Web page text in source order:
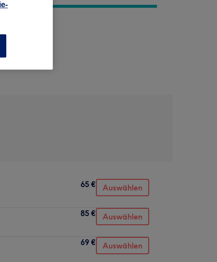
65 € Auswählen
85 € Auswählen
69 € Auswählen